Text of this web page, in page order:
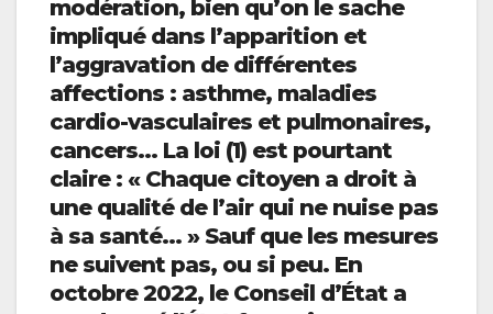
modération, bien qu’on le sache
impliqué dans l’apparition et
l’aggravation de différentes
affections : asthme, maladies
cardio-vasculaires et pulmonaires,
cancers… La loi (1) est pourtant
claire : « Chaque citoyen a droit à
une qualité de l’air qui ne nuise pas
à sa santé… » Sauf que les mesures
ne suivent pas, ou si peu. En
octobre 2022, le Conseil d’État a